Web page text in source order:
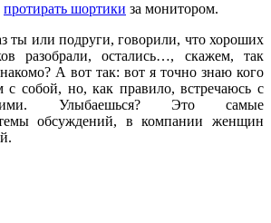
протирать шортики за монитором.
ты или подруги, говорили, что хороших
разобрали, остались…, скажем, так
А вот так: вот я точно знаю кого
с собой, но, как правило, встречаюсь с
Улыбаешься? Это самые
темы обсуждений, в компании женщин